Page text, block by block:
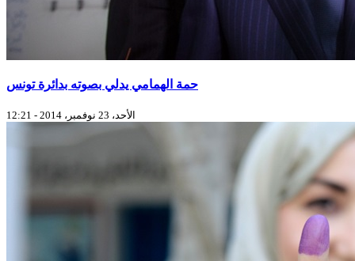
حمة الهمامي يدلي بصوته بدائرة تونس
الأحد، 23 نوفمبر، 2014 - 12:21